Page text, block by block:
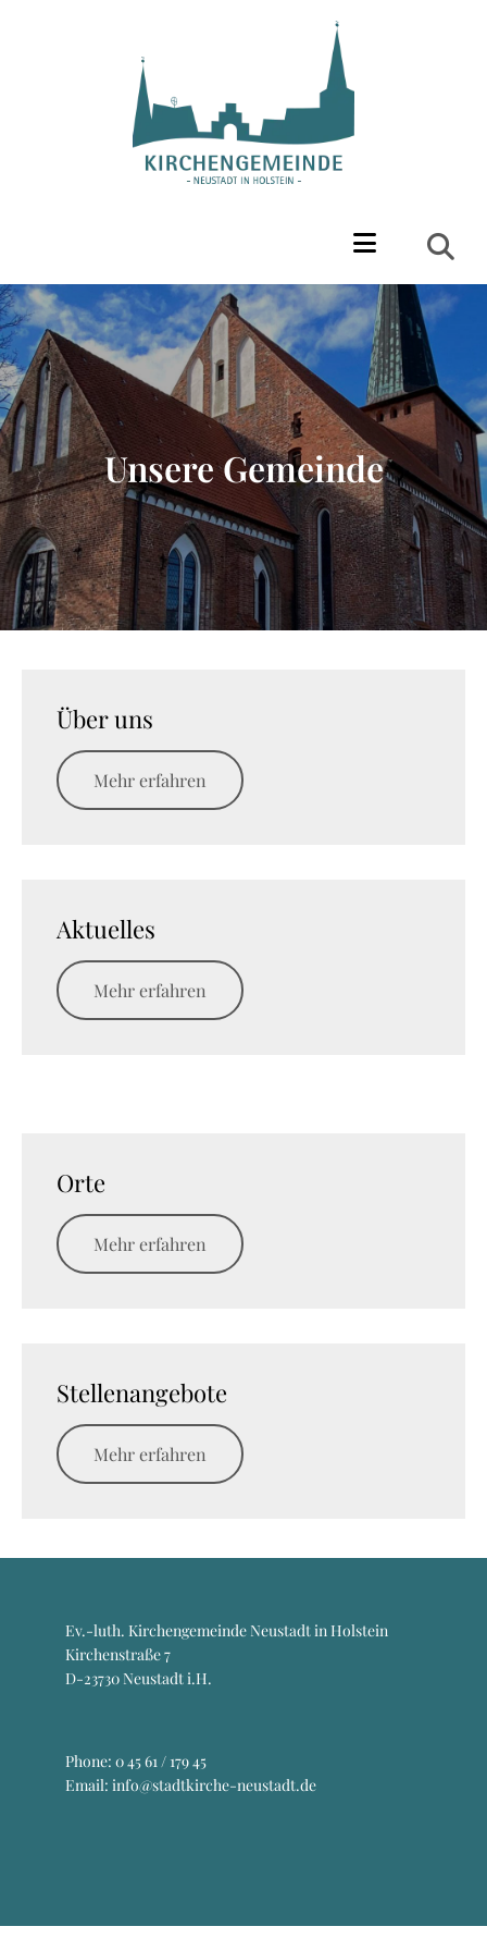
Unsere Gemeinde
Über uns
Mehr erfahren
Aktuelles
Mehr erfahren
Orte
Mehr erfahren
Stellenangebote
Mehr erfahren
Ev.-luth. Kirchengemeinde Neustadt in Holstein
Kirchenstraße 7
D-23730 Neustadt i.H.
Phone: 0 45 61 / 179 45
Email: info@stadtkirche-neustadt.de